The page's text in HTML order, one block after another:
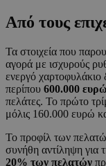
Από τους
Τα στοιχεία που
αγορά με ισχυρούς
ενεργό χαρτοφυλάκιο
περίπου 600.000 ευρώ
πελάτες. Το πρώτο
μόλις 160.000 ευρώ
Το προφίλ των
συνήθη αντίληψη για
20% των πελατών